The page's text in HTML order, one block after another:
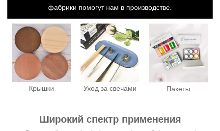
фабрики помогут нам в производстве.
Крышки Уход за свечами Пакеты
Широкий спектр применения